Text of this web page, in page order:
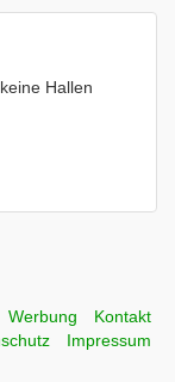
Hallen
Werbung
Kontakt
Impressum